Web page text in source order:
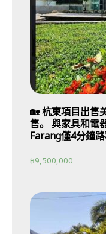
🏡 杭東項目出售
售。 與家具和電
Farang僅4分鐘路
฿9,500,000